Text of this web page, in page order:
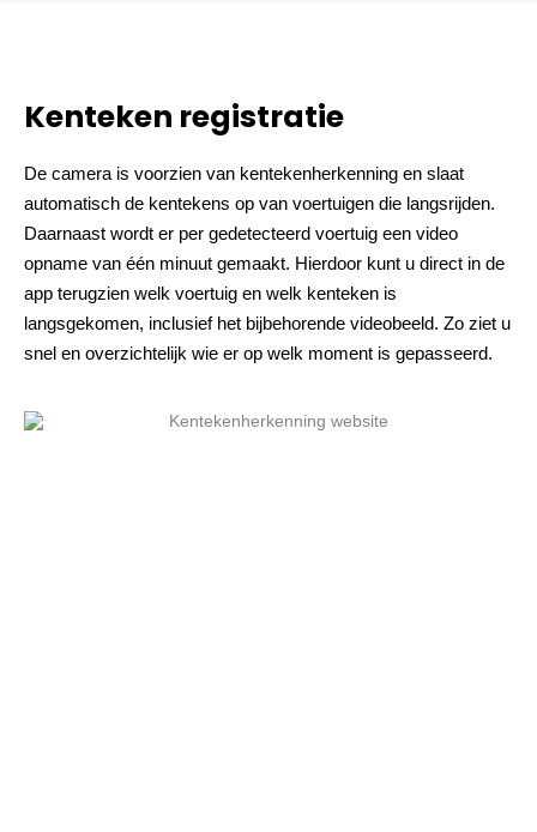
Kenteken registratie
De camera is voorzien van kentekenherkenning en slaat
automatisch de kentekens op van voertuigen die langsrijden.
Daarnaast wordt er per gedetecteerd voertuig een video
opname van één minuut gemaakt. Hierdoor kunt u direct in de
app terugzien welk voertuig en welk kenteken is
langsgekomen, inclusief het bijbehorende videobeeld. Zo ziet u
snel en overzichtelijk wie er op welk moment is gepasseerd.